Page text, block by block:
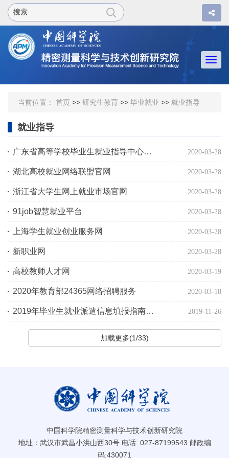
当前位置： 首页 >> 研究生教育 >> 毕业就业 >> 就业指导
就业指导
广东省高等学校毕业生就业指导中心官网 2020-03-28
湖北高校就业网络联盟官网 2020-03-28
浙江省大学生网上就业市场官网 2020-03-28
91job智慧就业平台 2020-03-28
上海学生就业创业服务网 2020-03-28
新职业网 2020-03-28
高校教师人才网 2020-03-19
2020年教育部24365网络招聘服务 2020-03-18
2019年毕业生就业派遣信息填报指南（学生角色） 2019-11-26
加载更多(1/33)
中国科学院精密测量科学与技术创新研究院
地址：武汉市武昌小洪山西30号 电话: 027-87199543 邮政编
码:430071